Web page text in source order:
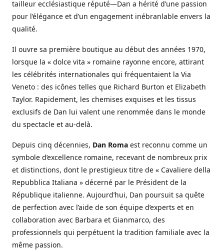
tailleur ecclésiastique réputé—Dan a hérité d’une passion
pour l’élégance et d’un engagement inébranlable envers la
qualité.
Il ouvre sa première boutique au début des années 1970,
lorsque la « dolce vita » romaine rayonne encore, attirant
les célébrités internationales qui fréquentaient la Via
Veneto : des icônes telles que Richard Burton et Elizabeth
Taylor. Rapidement, les chemises exquises et les tissus
exclusifs de Dan lui valent une renommée dans le monde
du spectacle et au-delà.
Depuis cinq décennies, Dan Roma est reconnu comme un
symbole d’excellence romaine, recevant de nombreux prix
et distinctions, dont le prestigieux titre de « Cavaliere della
Repubblica Italiana » décerné par le Président de la
République italienne. Aujourd’hui, Dan poursuit sa quête
de perfection avec l’aide de son équipe d’experts et en
collaboration avec Barbara et Gianmarco, des
professionnels qui perpétuent la tradition familiale avec la
même passion.